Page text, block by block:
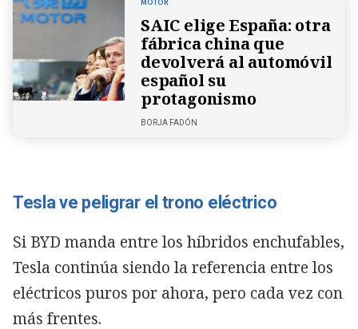
MOTOR
SAIC elige España: otra
fábrica china que
devolverá al automóvil
español su
protagonismo
BORJA FADÓN
Tesla ve peligrar el trono eléctrico
Si BYD manda entre los híbridos enchufables,
Tesla continúa siendo la referencia entre los
eléctricos puros por ahora, pero cada vez con
más frentes.